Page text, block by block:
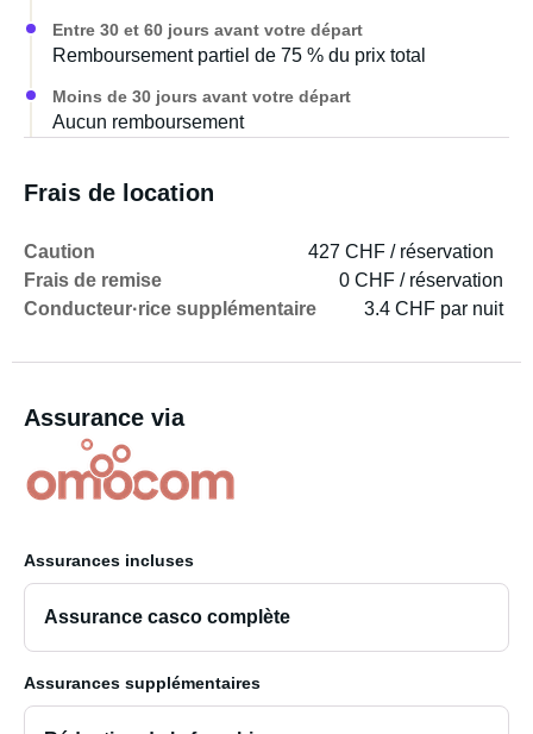
Entre 30 et 60 jours avant votre départ
Remboursement partiel de 75 % du prix total
Moins de 30 jours avant votre départ
Aucun remboursement
Frais de location
Caution
427 CHF / réservation
Frais de remise
0 CHF / réservation
Conducteur·rice supplémentaire
3.4 CHF par nuit
Assurance via
Assurances incluses
Assurance casco complète
Assurances supplémentaires